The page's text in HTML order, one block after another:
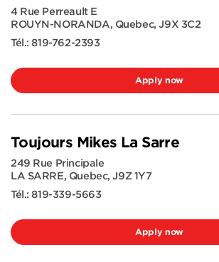
4 Rue Perreault E
ROUYN-NORANDA, Quebec,J9X 3C2
Tél.:819-762-2393
Apply now
Toujours Mikes La Sarre
249 Rue Principale
LA SARRE, Quebec,J9Z 1Y7
Tél.:819-339-5663
Apply now